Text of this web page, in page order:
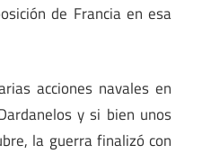
de Francia en esa
acciones navales en
y si bien unos
la guerra finalizó con